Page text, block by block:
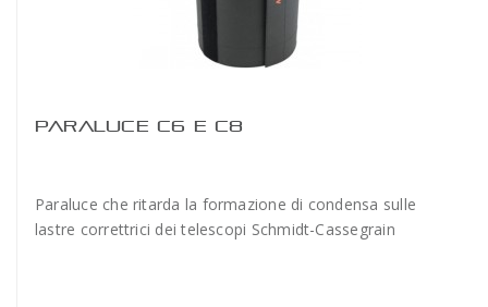
PARALUCE C6 E C8
Paraluce che ritarda la formazione di condensa sulle
lastre correttrici dei telescopi Schmidt-Cassegrain